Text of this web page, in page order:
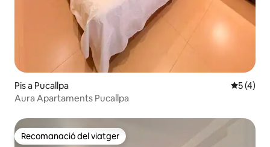
Pis a Pucallpa 5 de
5 (4)
Aura Apartaments Pucallpa
Recomanació del viatger
Recomanació del viatger